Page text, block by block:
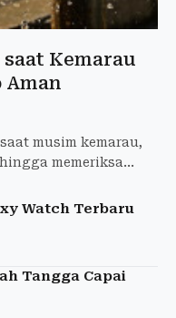
Kemarau
Aman
musim kemarau,
memeriksa
Watch Terbaru
Tangga Capai